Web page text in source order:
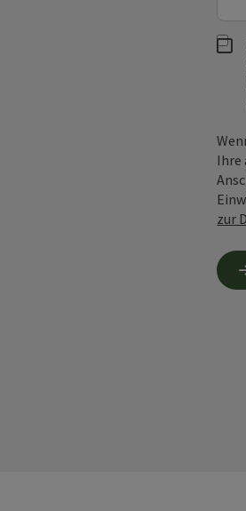
Ihre
zur